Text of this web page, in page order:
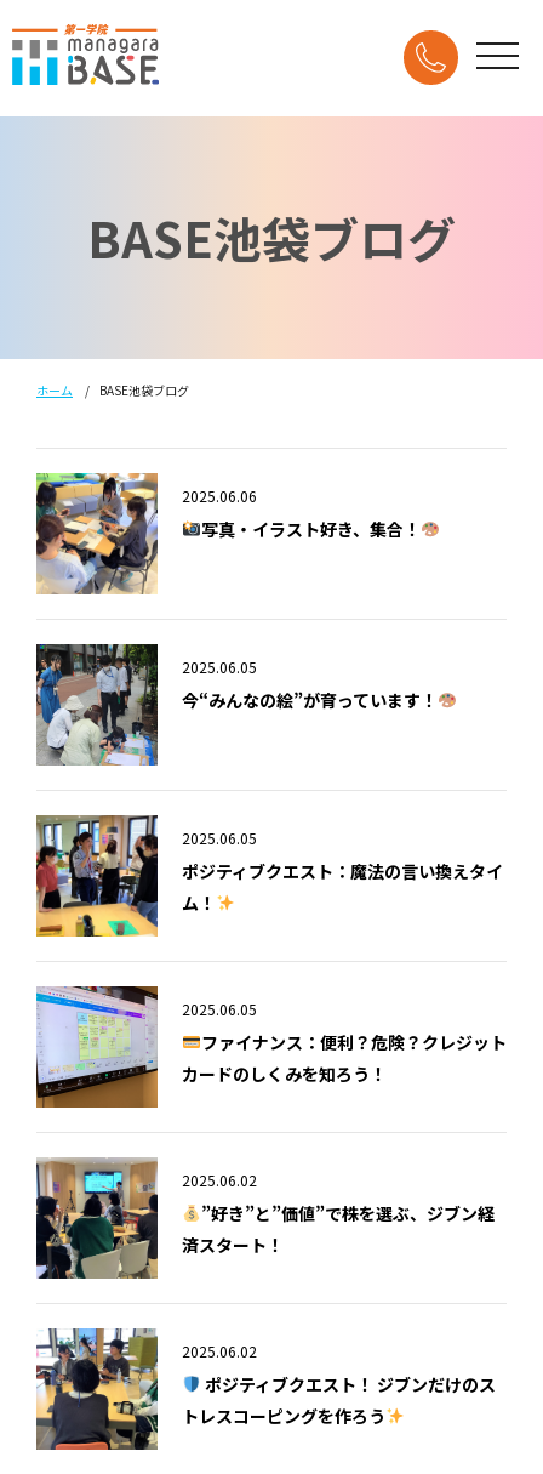
BASE池袋ブログ
ホーム BASE池袋ブログ
2025.06.06
写真・イラスト好き、集合！
2025.06.05
今“みんなの絵”が育っています！
2025.06.05
ポジティブクエスト：魔法の言い換えタイ
ム！
2025.06.05
ファイナンス：便利？危険？クレジット
カードのしくみを知ろう！
2025.06.02
”好き”と”価値”で株を選ぶ、ジブン経
済スタート！
2025.06.02
ポジティブクエスト！ ジブンだけのス
トレスコーピングを作ろう